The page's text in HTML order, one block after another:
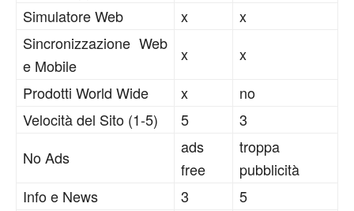
Simulatore Web
x
x
Sincronizzazione Web
e Mobile
x
x
Prodotti World Wide
x
no
Velocità del Sito (1-5)
5
3
No Ads
ads
free
troppa
pubblicità
Info e News
3
5